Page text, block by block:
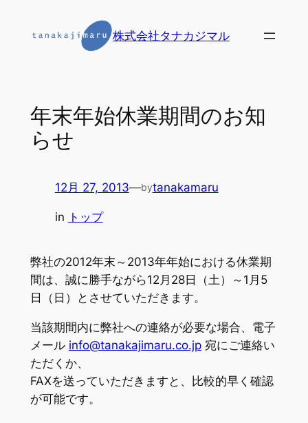
株式会社タナカジマル
年末年始休業期間のお知
らせ
12月 27, 2013—bytanakamaru
in トップ
弊社の2012年末～2013年年始における休業期
間は、誠に勝手ながら12月28日（土）～1月5
日（日）とさせていただきます。
当該期間内に弊社への連絡が必要な場合、電子
メール info@tanakajimaru.co.jp宛にご連絡い
ただくか、
FAXを送っていただきますと、比較的早く確認
が可能です。